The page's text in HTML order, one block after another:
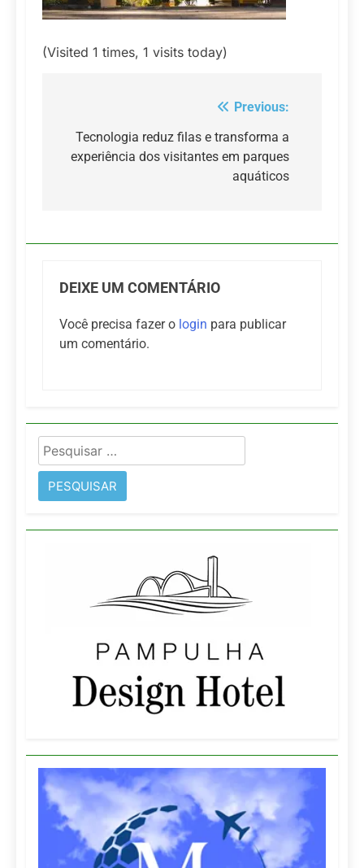
(Visited 1 times, 1 visits today)
de
Post
Previous:
Tecnologia reduz filas e transforma a
experiência dos visitantes em parques
aquáticos
DEIXE UM COMENTÁRIO
Você precisa fazer o login para publicar
um comentário.
Pesquisar
por: